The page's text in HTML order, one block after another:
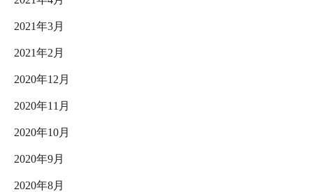
2021年3月
2021年2月
2020年12月
2020年11月
2020年10月
2020年9月
2020年8月